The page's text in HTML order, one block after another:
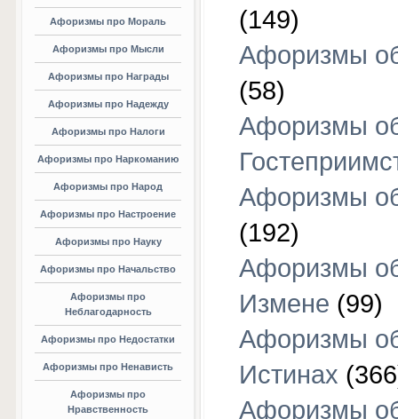
Афоризмы про Мораль
Афоризмы про Мысли
Афоризмы про Награды
Афоризмы про Надежду
Афоризмы про Налоги
Афоризмы про Наркоманию
Афоризмы про Народ
Афоризмы про Настроение
Афоризмы про Науку
Афоризмы про Начальство
Афоризмы про
Неблагодарность
Афоризмы про Недостатки
Афоризмы про Ненависть
Афоризмы про
Нравственность
(149)
Афоризмы
(58)
Афоризмы
Афоризмы
(192)
Афоризмы
Измене (99)
Афоризмы
Истинах
Афоризмы